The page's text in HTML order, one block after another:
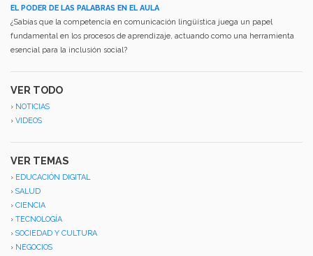
EL PODER DE LAS PALABRAS EN EL AULA
¿Sabías que la competencia en comunicación lingüística juega un papel
fundamental en los procesos de aprendizaje, actuando como una herramienta
esencial para la inclusión social?
VER TODO
› NOTICIAS
› VIDEOS
VER TEMAS
› EDUCACIÓN DIGITAL
› SALUD
› CIENCIA
› TECNOLOGÍA
› SOCIEDAD Y CULTURA
› NEGOCIOS